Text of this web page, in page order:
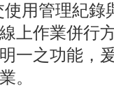
用管理紀錄
上作業併行
一之功能，
。